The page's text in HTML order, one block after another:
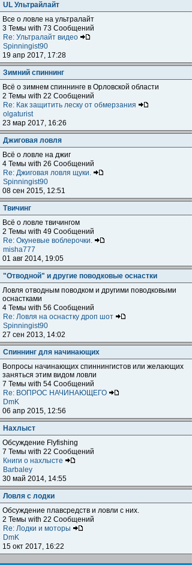
UL Ультрайлайт
Все о ловле на ультралайт
3 Темы with 73 Сообщений
Re: Ультралайт видео
Spinningist90
19 апр 2017, 17:28
Зимний спиннинг
Всё о зимнем спиннинге в Орловской области
2 Темы with 22 Сообщений
Re: Как защитить леску от обмерзания
olgaturist
23 мар 2017, 16:26
Джиговая ловля
Всё о ловле на джиг
4 Темы with 26 Сообщений
Re: Джиговая ловля щуки.
Spinningist90
08 сен 2015, 12:51
Твичинг
Всё о ловле твичингом
2 Темы with 49 Сообщений
Re: Окуневые воблерочки.
misha777
01 авг 2014, 19:05
"Отводной" и другие поводковые оснастки
Ловля отводным поводком и другими поводковыми
оснастками
4 Темы with 56 Сообщений
Re: Ловля на оснастку дроп шот
Spinningist90
27 сен 2013, 14:02
Спиннинг для начинающих
Вопросы начинающих спиннингистов или желающих
заняться этим видом ловли
7 Темы with 54 Сообщений
Re: ВОПРОС НАЧИНАЮЩЕГО
DmK
06 апр 2015, 12:56
Нахлыст
Обсуждение Flyfishing
7 Темы with 22 Сообщений
Книги о нахлысте
Barbaley
30 май 2014, 14:55
Ловля с лодки
Обсуждение плавсредств и ловли с них.
2 Темы with 22 Сообщений
Re: Лодки и моторы
DmK
15 окт 2017, 16:22